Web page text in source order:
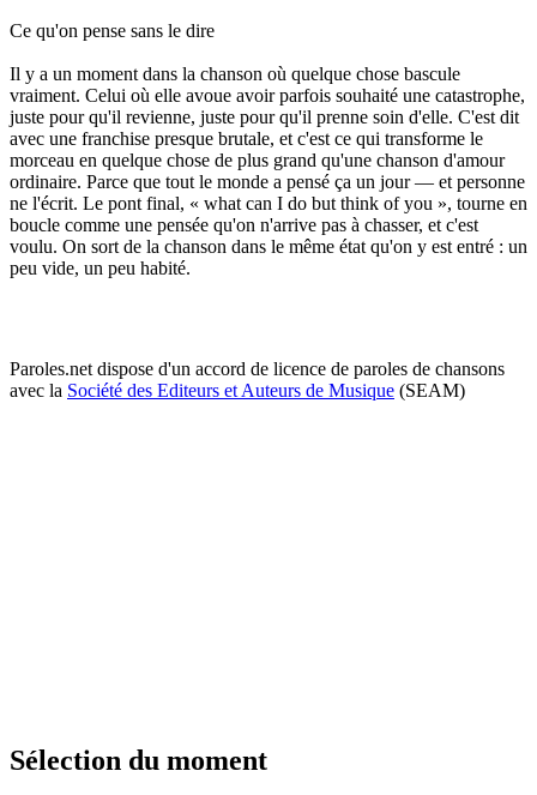
Ce qu'on pense sans le dire
Il y a un moment dans la chanson où quelque chose bascule
vraiment. Celui où elle avoue avoir parfois souhaité une catastrophe,
juste pour qu'il revienne, juste pour qu'il prenne soin d'elle. C'est dit
avec une franchise presque brutale, et c'est ce qui transforme le
morceau en quelque chose de plus grand qu'une chanson d'amour
ordinaire. Parce que tout le monde a pensé ça un jour — et personne
ne l'écrit. Le pont final, « what can I do but think of you », tourne en
boucle comme une pensée qu'on n'arrive pas à chasser, et c'est
voulu. On sort de la chanson dans le même état qu'on y est entré : un
peu vide, un peu habité.
Paroles.net dispose d'un accord de licence de paroles de chansons
avec la Société des Editeurs et Auteurs de Musique (SEAM)
Sélection du moment